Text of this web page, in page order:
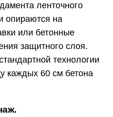
ленточного
опираются на
или бетонные
защитного слоя.
технологии
каждых 60 см бетона